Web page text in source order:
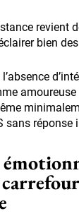
revient
bien
l’absence
sans réponse